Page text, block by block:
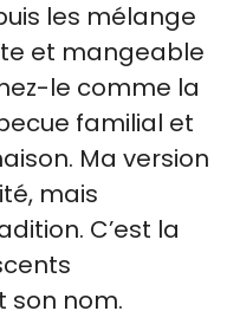
les mélange
et mangeable
le comme la
familial et
Ma version
mais
C’est la
nom.